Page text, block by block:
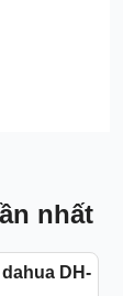
nhất
DH-